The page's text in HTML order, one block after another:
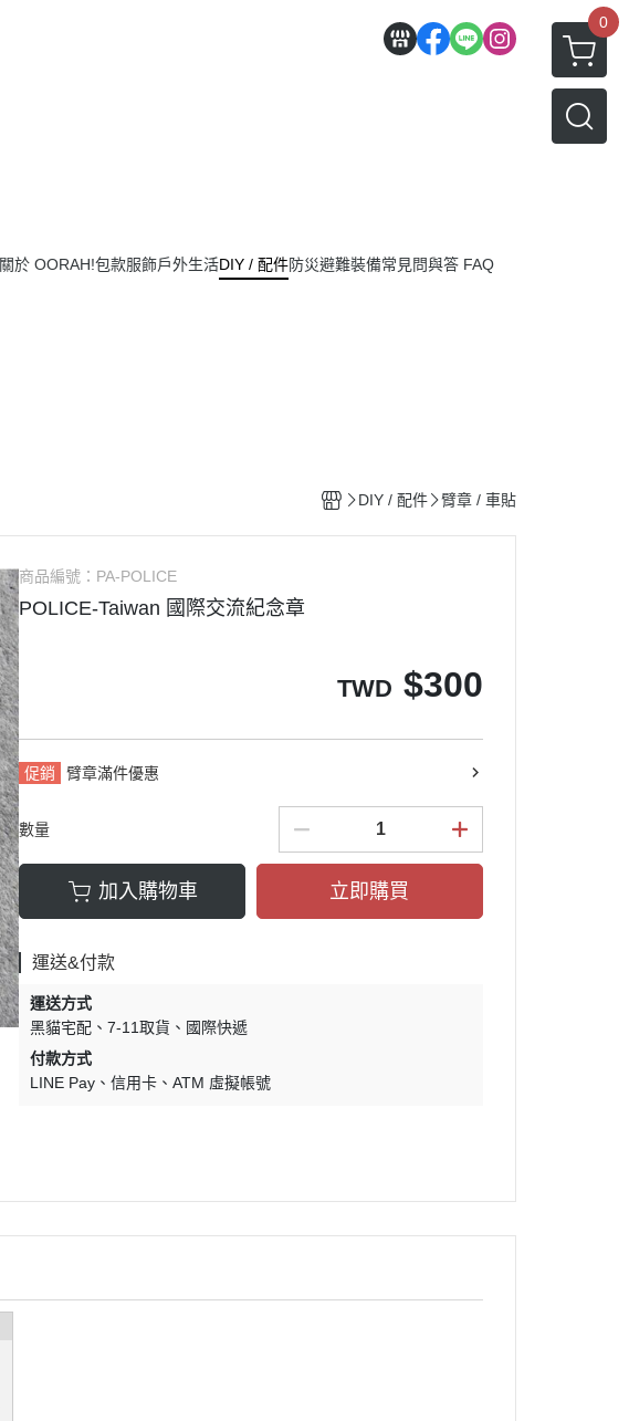
0
關於 OORAH!包款服飾戶外生活DIY / 配件防災避難裝備常見問與答 FAQ
DIY / 配件 臂章 / 車貼
商品編號： PA-POLICE
POLICE-Taiwan 國際交流紀念章
TWD $300
促銷 臂章滿件優惠
數量
加入購物車 立即購買
運送&付款
運送方式
黑貓宅配
7-11取貨
國際快遞
付款方式
LINE Pay
信用卡 ATM 虛擬帳號